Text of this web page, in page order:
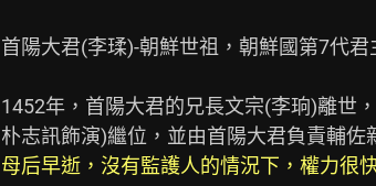
首陽大君(李瑈)-朝鮮世祖，朝鮮國第7代君
1452年，首陽大君的兄長文宗(李珦)離世
朴志訊飾演)繼位，並由首陽大君負責輔佐
母后早逝，沒有監護人的情況下，權力很